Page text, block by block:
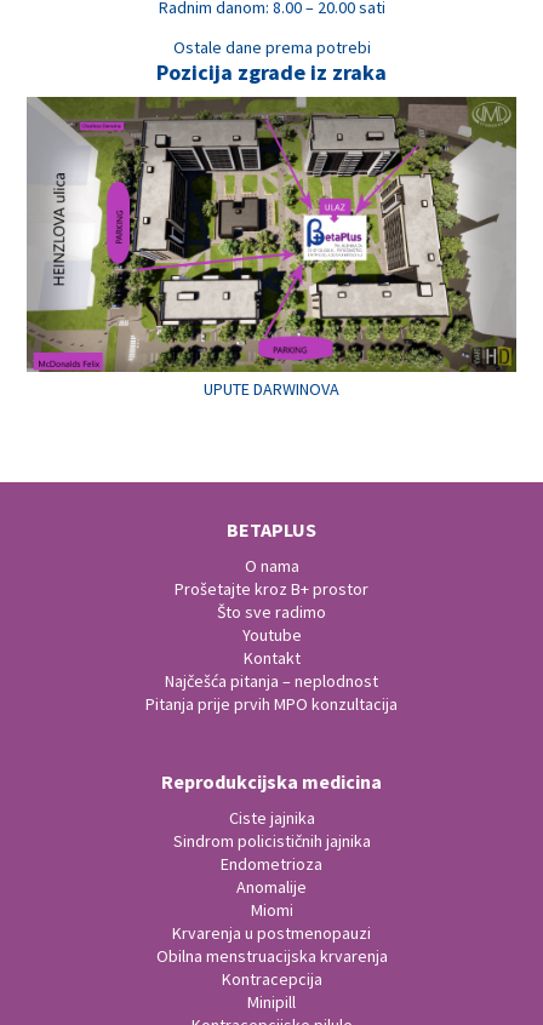
Radnim danom: 8.00 – 20.00 sati
Ostale dane prema potrebi
Pozicija zgrade iz zraka
UPUTE DARWINOVA
BETAPLUS
O nama
Prošetajte kroz B+ prostor
Što sve radimo
Youtube
Kontakt
Najčešća pitanja – neplodnost
Pitanja prije prvih MPO konzultacija
Reprodukcijska medicina
Ciste jajnika
Sindrom policističnih jajnika
Endometrioza
Anomalije
Miomi
Krvarenja u postmenopauzi
Obilna menstruacijska krvarenja
Kontracepcija
Minipill